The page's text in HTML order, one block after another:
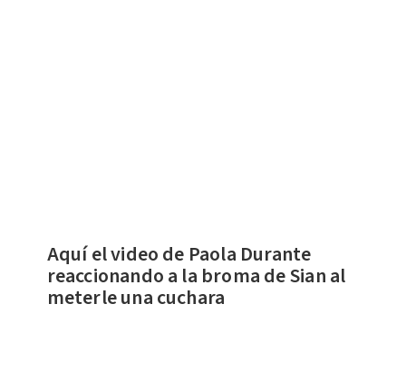
Aquí el video de Paola Durante
reaccionando a la broma de Sian al
meterle una cuchara